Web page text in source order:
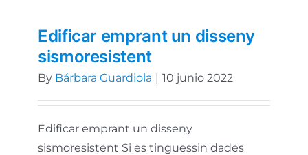
Edificar emprant un disseny
sismoresistent
By Bárbara Guardiola | 10 junio 2022
Edificar emprant un disseny
sismoresistent Si es tinguessin dades